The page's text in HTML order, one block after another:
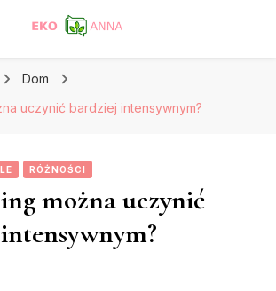
Dom
uczynić bardziej intensywnym?
RÓŻNOŚCI
można uczynić